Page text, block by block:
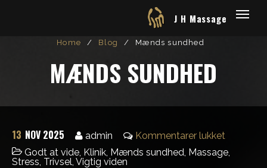
J H Massage
Home / Blog / Mænds sundhed
MÆNDS SUNDHED
13 NOV 2025 admin
Kommentarer lukket
Godt at vide, Klinik, Mænds sundhed, Massage,
Stress, Trivsel, Vigtig viden